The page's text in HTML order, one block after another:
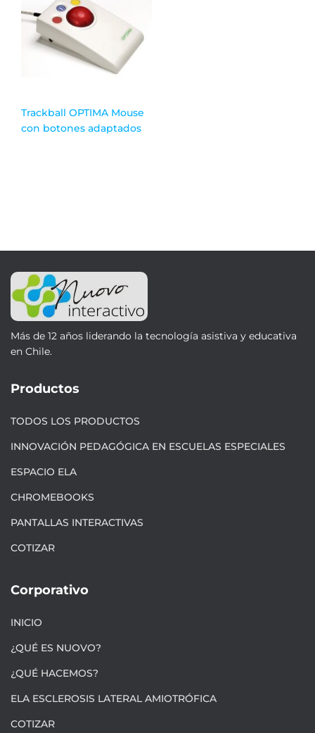
Trackball OPTIMA Mouse
con botones adaptados
Más de 12 años liderando la tecnología asistiva y educativa
en Chile.
Productos
TODOS LOS PRODUCTOS
INNOVACIÓN PEDAGÓGICA EN ESCUELAS ESPECIALES
ESPACIO ELA
CHROMEBOOKS
PANTALLAS INTERACTIVAS
COTIZAR
Corporativo
INICIO
¿QUÉ ES NUOVO?
¿QUÉ HACEMOS?
ELA ESCLEROSIS LATERAL AMIOTRÓFICA
COTIZAR